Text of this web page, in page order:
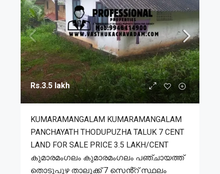
Rs.3.5 lakh
KUMARAMANGALAM KUMARAMANGALAM
PANCHAYATH THODUPUZHA TALUK 7 CENT
LAND FOR SALE PRICE 3.5 LAKH/CENT
കുമാരമംഗലം കുമാരമംഗലം പഞ്ചായത്ത്
തൊടുപുഴ താലൂക്ക് 7 സെൻ്റ് സ്ഥലം